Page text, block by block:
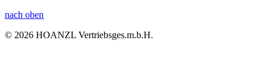
nach oben
© 2026 HOANZL Vertriebsges.m.b.H.